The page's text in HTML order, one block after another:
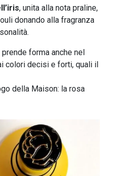
, unita alla nota praline,
donando alla fragranza
forma anche nel
colori decisi e forti, quali il
della Maison: la rosa